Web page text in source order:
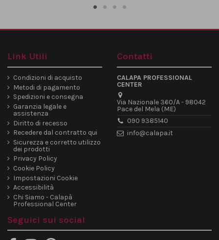
Link Utili
Condizioni di acquisto
Metodi di pagamento
Spedizioni e consegna
Garanzia legale e
assistenza
Diritto di recesso
Recedere dal contratto qui
Sicurezza e corretto utilizzo
dei prodotti
Privacy Policy
Cookie Policy
Impostazioni Cookie
Accessibilità
Chi Siamo - Calapà
Professional Center
Contatti
CALAPA PROFESSIONAL
CENTER
Via Nazionale 360/A - 98042
Pace del Mela (ME)
090 9385140
info@calapa.it
Seguici sui social